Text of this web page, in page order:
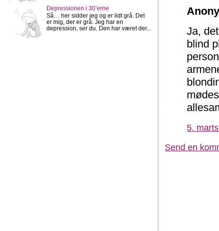
Ja,
blind
5.
Send en
Depressionen i 30’erne
Så… her sidder jeg og er lidt grå. Det
er mig, der er grå. Jeg har en
depression, ser du. Den har været der...